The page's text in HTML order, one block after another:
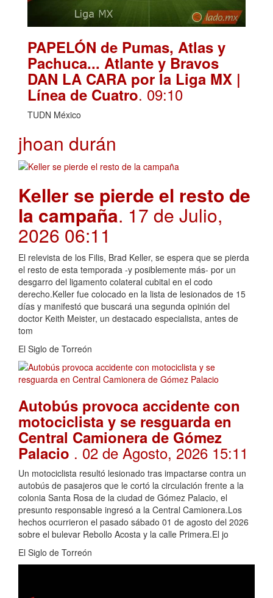
PAPELÓN de Pumas, Atlas y
Pachuca... Atlante y Bravos
DAN LA CARA por la Liga MX |
Línea de Cuatro. 09:10
TUDN México
jhoan durán
Keller se pierde el resto de
la campaña. 17 de Julio,
2026 06:11
El relevista de los Filis, Brad Keller, se espera que se pierda
el resto de esta temporada -y posiblemente más- por un
desgarro del ligamento colateral cubital en el codo
derecho.Keller fue colocado en la lista de lesionados de 15
días y manifestó que buscará una segunda opinión del
doctor Keith Meister, un destacado especialista, antes de
tom
El Siglo de Torreón
Autobús provoca accidente con
motociclista y se resguarda en
Central Camionera de Gómez
Palacio . 02 de Agosto, 2026 15:11
Un motociclista resultó lesionado tras impactarse contra un
autobús de pasajeros que le cortó la circulación frente a la
colonia Santa Rosa de la ciudad de Gómez Palacio, el
presunto responsable ingresó a la Central Camionera.Los
hechos ocurrieron el pasado sábado 01 de agosto del 2026
sobre el bulevar Rebollo Acosta y la calle Primera.El jo
El Siglo de Torreón